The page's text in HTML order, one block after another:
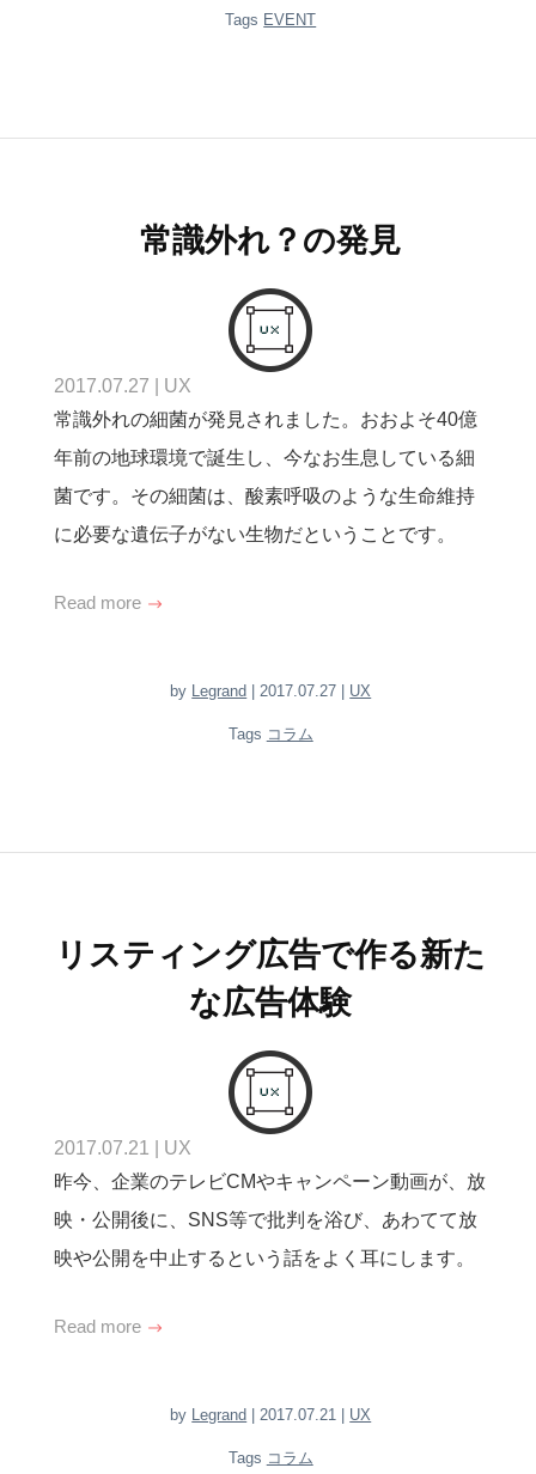
Tags EVENT
常識外れ？の発見
2017.07.27
UX
常識外れの細菌が発見されました。おおよそ40億
年前の地球環境で誕生し、今なお生息している細
菌です。その細菌は、酸素呼吸のような生命維持
に必要な遺伝子がない生物だということです。
Read more
by Legrand | 2017.07.27 | UX
Tags コラム
リスティング広告で作る新た
な広告体験
2017.07.21
UX
昨今、企業のテレビCMやキャンペーン動画が、放
映・公開後に、SNS等で批判を浴び、あわてて放
映や公開を中止するという話をよく耳にします。
Read more
by Legrand | 2017.07.21 | UX
Tags コラム